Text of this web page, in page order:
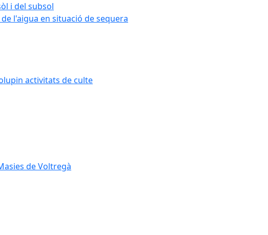
i del subsol
l'aigua en situació de sequera
activitats de culte
de Voltregà